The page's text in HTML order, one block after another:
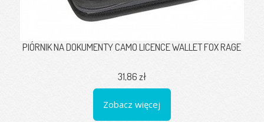
PIÓRNIK NA DOKUMENTY CAMO LICENCE WALLET FOX RAGE
31,86 zł
Zobacz więcej